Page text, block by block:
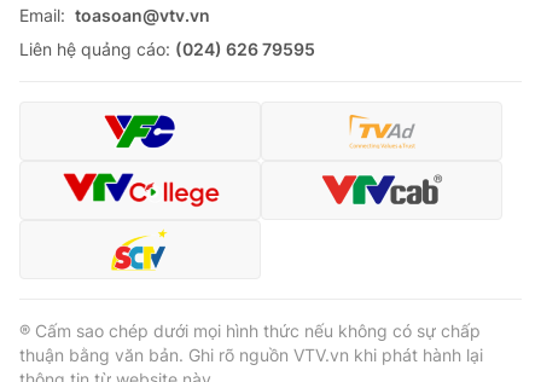
Email: toasoan@vtv.vn
Liên hệ quảng cáo: (024) 626 79595
® Cấm sao chép dưới mọi hình thức nếu không có sự chấp
thuận bằng văn bản. Ghi rõ nguồn VTV.vn khi phát hành lại